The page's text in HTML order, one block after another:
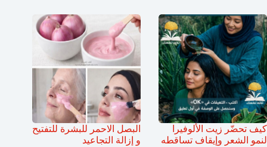
كيف تحضّر زيت الألوفيرا
لنمو الشعر وإيقاف تساقطه
البصل الاحمر للبشرة للتفتيح
و إزالة التجاعيد